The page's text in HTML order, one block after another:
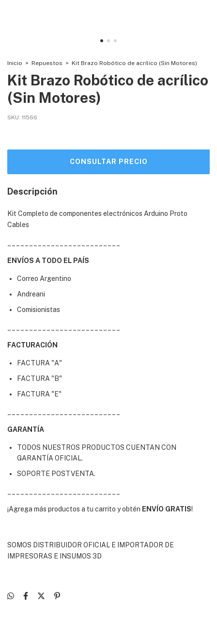
Inicio > Repuestos > Kit Brazo Robótico de acrílico (Sin Motores)
Kit Brazo Robótico de acrílico
(Sin Motores)
SKU: 11566
Descripción
Kit Completo de componentes electrónicos Arduino Proto
Cables
ENVÍOS A TODO EL PAÍS
Correo Argentino
Andreani
Comisionistas
FACTURACIÓN
FACTURA "A"
FACTURA "B"
FACTURA "E"
GARANTÍA
TODOS NUESTROS PRODUCTOS CUENTAN CON
GARANTÍA OFICIAL.
SOPORTE POSTVENTA.
¡Agrega más productos a tu carrito y obtén ENVÍO GRATIS!
SOMOS DISTRIBUIDOR OFICIAL E IMPORTADOR DE
IMPRESORAS E INSUMOS 3D